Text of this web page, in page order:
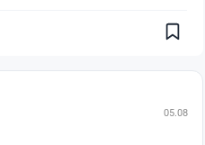
05.08